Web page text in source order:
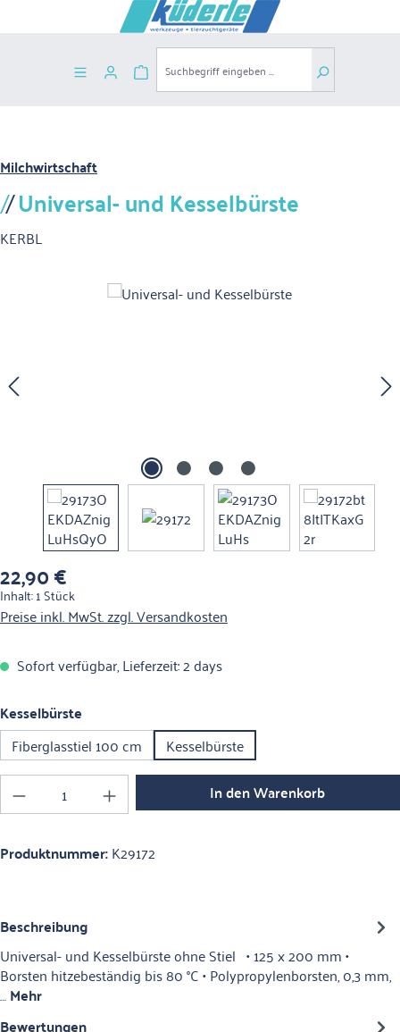
Zum Hauptinhalt springen
Warenkorb enthält 0 Positionen. Der
Milchwirtschaft
Universal- und Kesselbürste
KERBL
Bildergalerie überspringen
Regulärer Preis:
22,90 €
Inhalt:1 Stück
Preise inkl. MwSt. zzgl. Versandkosten
Sofort verfügbar, Lieferzeit: 2 days
Kesselbürste
Fiberglasstiel 100 cm Kesselbürste
Produkt Anzahl: Gib den gewünschten Wert
In den Warenkorb
Produktnummer:K29172
Beschreibung
Universal- und Kesselbürste ohne Stiel • 125 x 200 mm •
Borsten hitzebeständig bis 80 °C • Polypropylenborsten, 0,3 mm,
…Mehr
Bewertungen